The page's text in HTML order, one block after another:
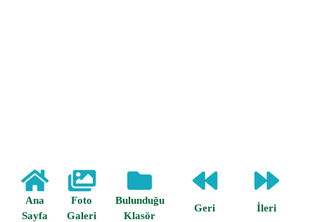
Ana
Sayfa
Foto
Galeri
Bulunduğu
Klasör
Geri İleri